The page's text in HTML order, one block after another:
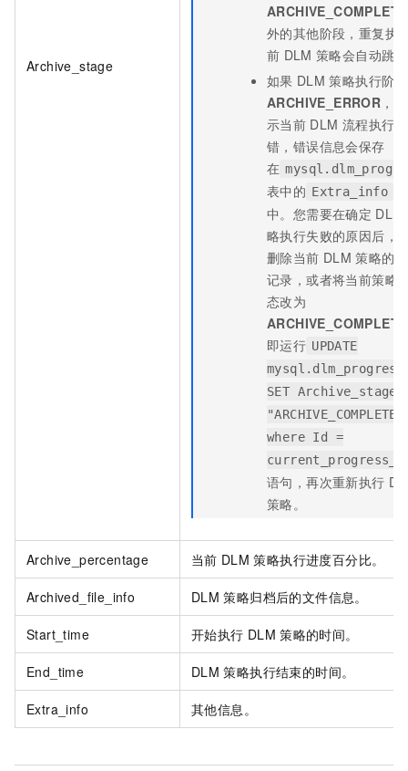
Archive_stage
ARCHIVE_COMPLETE
外的其他阶段，重复执
前 DLM 策略会自动跳
如果 DLM 策略执行阶
ARCHIVE_ERROR ，
示当前 DLM 流程执行出
错，错误信息会保存
在
表中的 Extra_info
中。您需要在确定 DLM
略执行失败的原因后，
删除当前 DLM 策略的
记录，或者将当前策略
态改为
ARCHIVE_COMPLETE
即运行 UPDATE
mysql.dlm_progress
SET Archive_stage
"ARCHIVE_COMPLETE"
where Id =
语句，再次重新执行
策略。
Archive_percentage 当前 DLM 策略执行进度百分比。
Archived_file_info DLM 策略归档后的文件信息。
Start_time 开始执行 DLM 策略的时间。
End_time DLM 策略执行结束的时间。
Extra_info 其他信息。